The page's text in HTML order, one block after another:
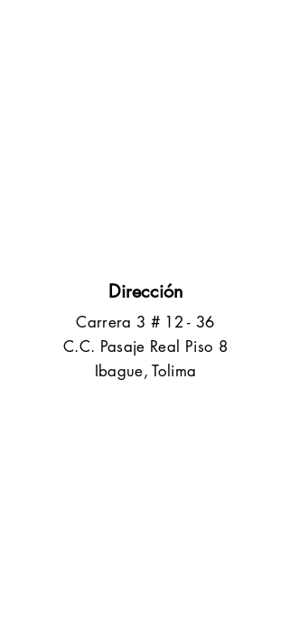
Dirección
​Carrera 3 # 12 - 36
C.C. Pasaje Real Piso 8
Ibague, Tolima